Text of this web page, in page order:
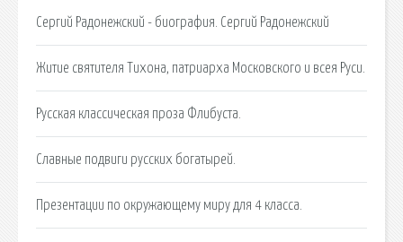
Сергий Радонежский - биография. Сергий Радонежский
Житие святителя Тихона, патриарха Московского и всея Руси.
Русская классическая проза Флибуста.
Славные подвиги русских богатырей.
Презентации по окружающему миру для 4 класса.